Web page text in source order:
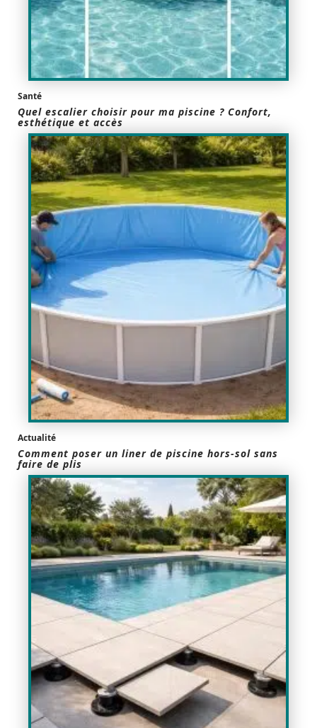
Santé
Quel escalier choisir pour ma piscine ? Confort,
esthétique et accès
Actualité
Comment poser un liner de piscine hors-sol sans
faire de plis